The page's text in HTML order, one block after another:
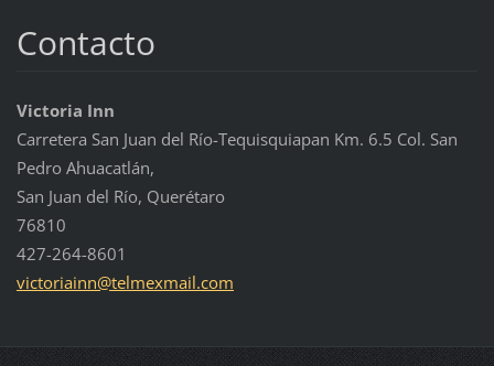
Contacto
Victoria Inn
Carretera San Juan del Río-Tequisquiapan Km. 6.5 Col. San
Pedro Ahuacatlán,
San Juan del Río, Querétaro
76810
427-264-8601
victoriainn@telmexmail.com